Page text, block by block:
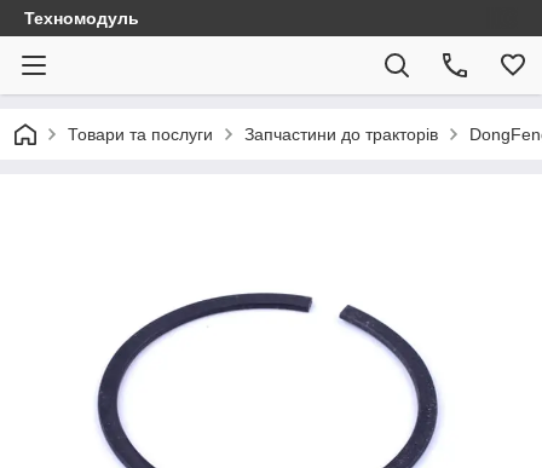
Техномодуль
Товари та послуги Запчастини до тракторів